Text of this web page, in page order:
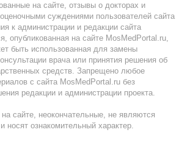
на сайте, отзывы о докторах и
суждениями пользователей сайта
к администрации и редакции сайта
опубликованная на сайте MosMedPortal.ru,
быть использованная для замены
врача или принятия решения об
средств. Запрещено любое
с сайта MosMedPortal.ru без
редакции и администрации проекта.
сайте, неокончательные, не являются
носят ознакомительный характер.